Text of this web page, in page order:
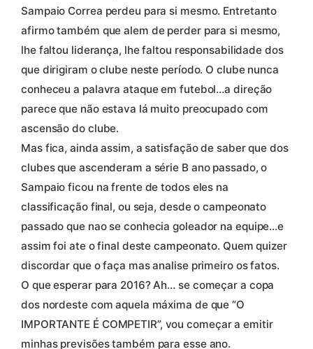
Sampaio Correa perdeu para si mesmo. Entretanto
afirmo também que alem de perder para si mesmo,
lhe faltou liderança, lhe faltou responsabilidade dos
que dirigiram o clube neste período. O clube nunca
conheceu a palavra ataque em futebol…a direção
parece que não estava lá muito preocupado com
ascensão do clube.
Mas fica, ainda assim, a satisfação de saber que dos
clubes que ascenderam a série B ano passado, o
Sampaio ficou na frente de todos eles na
classificação final, ou seja, desde o campeonato
passado que nao se conhecia goleador na equipe…e
assim foi ate o final deste campeonato. Quem quizer
discordar que o faça mas analise primeiro os fatos.
O que esperar para 2016? Ah… se começar a copa
dos nordeste com aquela máxima de que “O
IMPORTANTE É COMPETIR”, vou começar a emitir
minhas previsões também para esse ano.